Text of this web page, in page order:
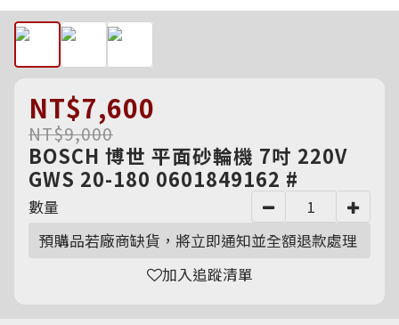
NT$7,600
NT$9,000
BOSCH 博世 平面砂輪機 7吋 220V
GWS 20-180 0601849162 #
數量
預購品若廠商缺貨，將立即通知並全額退款處理
加入追蹤清單